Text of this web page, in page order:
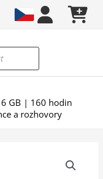
GB | 160 hodin
a rozhovory